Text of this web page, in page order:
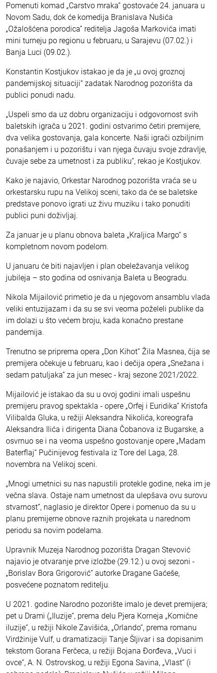
Pomenuti komad „Carstvo mraka” gostovaće 24. januara u
Novom Sadu, dok će komedija Branislava Nušića
„Ožalošćena porodica” reditelja Jagoša Markovića imati
mini turneju po regionu u februaru, u Sarajevu (07.02.) i
Banja Luci (09.02.).
Konstantin Kostjukov istakao je da je „u ovoj groznoj
pandemijskoj situaciji" zadatak Narodnog pozorišta da
publici ponudi nadu.
„Uspeli smo da uz dobru organizaciju i odgovornost svih
baletskih igrača u 2021. godini ostvarimo četiri premijere,
dva velika gostovanja, gala koncerte. Naši igrači ozbiljnim
ponašanjem i u pozorištu i van njega čuvaju svoje zdravlje,
čuvaje sebe za umetnost i za publiku“, rekao je Kostjukov.
Kako je najavio, Orkestar Narodnog pozorišta vraća se u
orkestarsku rupu na Velikoj sceni, tako da će se baletske
predstave ponovo igrati uz živu muziku i tako ponuditi
publici puni doživljaj.
Za januar je u planu obnova baleta „Kraljica Margo“ s
kompletnom novom podelom.
U januaru će biti najavljen i plan obeležavanja velikog
jubileja – sto godina od osnivanja Baleta u Beogradu.
Nikola Mijailović primetio je da u njegovom ansamblu vlada
veliki entuzijazam i da su se svi veoma poželeli publike da
im dolazi u što većem broju, kada konačno prestane
pandemija.
Trenutno se priprema opera „Don Kihot” Žila Masnea, čija se
premijera očekuje u februaru, kao i dečija opera „Snežana i
sedam patuljaka” za jun mesec - kraj sezone 2021/2022.
Mijailović je istakao da su u ovoj godini imali uspešnu
premijeru pravog spektakla - opere „Orfej i Euridika” Kristofa
Vilibalda Gluka, u režiji Aleksandra Nikolića, koreografa
Aleksandra Ilića i dirigenta Diana Čobanova iz Bugarske, a
osvrnuo se i na veoma uspešno gostovanje opere „Madam
Baterflaj“ Pučinijevog festivala iz Tore del Laga, 28.
novembra na Velikoj sceni.
„Mnogi umetnici su nas napustili protekle godine, neka im je
večna slava. Ostaje nam umetnost da ulepšava ovu surovu
stvarnost”, naglasio je direktor Opere i pomenuo da su u
planu premijerne obnove raznih projekata u narednom
periodu sa novim podelama.
Upravnik Muzeja Narodnog pozorišta Dragan Stevović
najavio je otvaranje prve izložbe (29.12.) u ovoj sezoni -
„Borislav Bora Grigorović” autorke Dragane Gaćeše,
posvećene poznatom reditelju.
U 2021. godine Narodno pozorište imalo je devet premijera;
pet u Drami („Iluzije“, prema delu Pjera Korneja „Komične
iluzije“, u režiji Nikole Zavišića, „Orlando“, prema romanu
Virdžinije Vulf, u dramatizaciji Tanje Šljivar i sa dopisanim
tekstom Gorana Ferčeca, u režiji Bojana Đorđeva, „Vuci i
ovce“, A. N. Ostrovskog, u režiji Egona Savina, „Vlast“ (i